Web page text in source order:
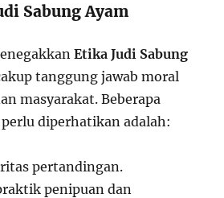
Sabung Ayam
Etika Judi Sabung
tanggung jawab moral
masyarakat. Beberapa
diperhatikan adalah:
pertandingan.
penipuan dan